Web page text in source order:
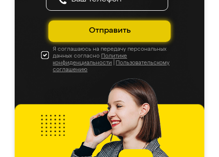
Отправить
Я соглашаюсь на передачу персональных
данных согласно Политике
конфиденциальности
Пользовательскому
соглашению